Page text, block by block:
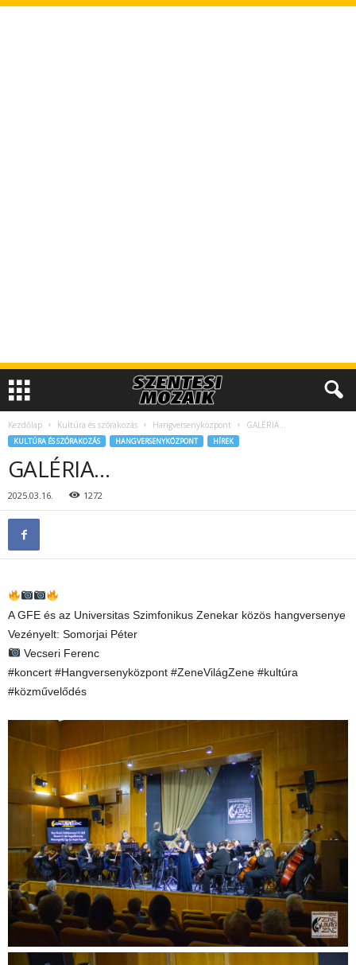
Kezdőlap Kultúra és szórakozás Hangversenyközpont GALÉRIA…
KULTÚRA ÉS SZÓRAKOZÁS HANGVERSENYKÖZPONT HÍREK
GALÉRIA…
2025.03.16. 1272
A GFE és az Universitas Szimfonikus Zenekar közös hangversenye
Vezényelt: Somorjai Péter
Vecseri Ferenc
#koncert #Hangversenyközpont #ZeneVilágZene #kultúra
#közművelődés